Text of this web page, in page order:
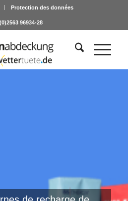
Protection des données
96934-28